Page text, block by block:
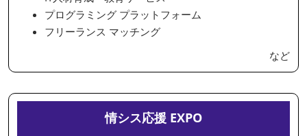
プログラミング プラットフォーム
フリーランス マッチング
など
情シス応援 EXPO